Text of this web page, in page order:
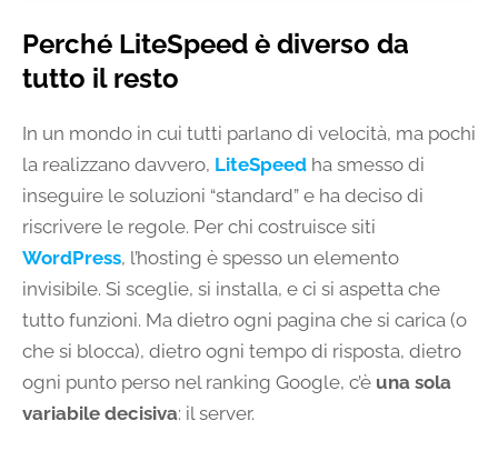
Perché LiteSpeed è diverso da
tutto il resto
In un mondo in cui tutti parlano di velocità, ma pochi
la realizzano davvero, LiteSpeed ha smesso di
inseguire le soluzioni “standard” e ha deciso di
riscrivere le regole. Per chi costruisce siti
WordPress, l’hosting è spesso un elemento
invisibile. Si sceglie, si installa, e ci si aspetta che
tutto funzioni. Ma dietro ogni pagina che si carica (o
che si blocca), dietro ogni tempo di risposta, dietro
ogni punto perso nel ranking Google, c’è una sola
variabile decisiva: il server.